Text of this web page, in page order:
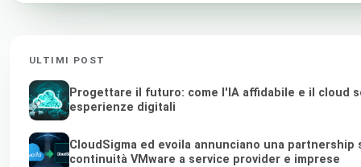
ULTIMI POST
Progettare il futuro: come l'IA affidabile e il cloud
esperienze digitali
CloudSigma ed evoila annunciano una
continuità VMware a service provider e imprese